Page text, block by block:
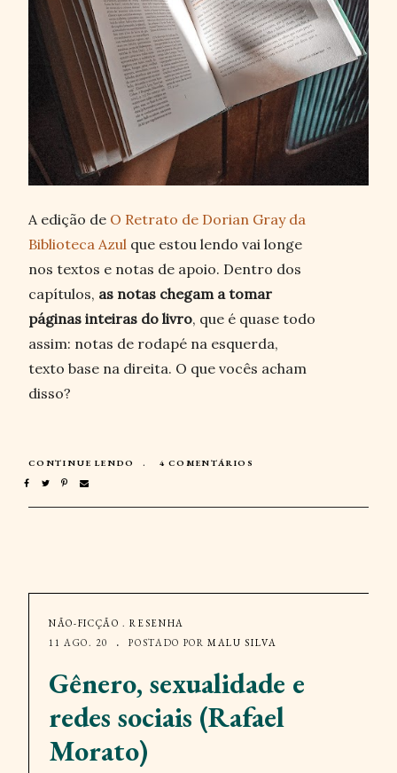
A edição de O Retrato de Dorian Gray da
Biblioteca Azul que estou lendo vai longe
nos textos e notas de apoio. Dentro dos
capítulos, as notas chegam a tomar
páginas inteiras do livro, que é quase todo
assim: notas de rodapé na esquerda,
texto base na direita. O que vocês acham
disso?
CONTINUE LENDO 4 COMENTÁRIOS
NÃO-FICÇÃO .RESENHA
11 AGO. 20
POSTADO PORMALU SILVA
Gênero, sexualidade e
redes sociais (Rafael
Morato)